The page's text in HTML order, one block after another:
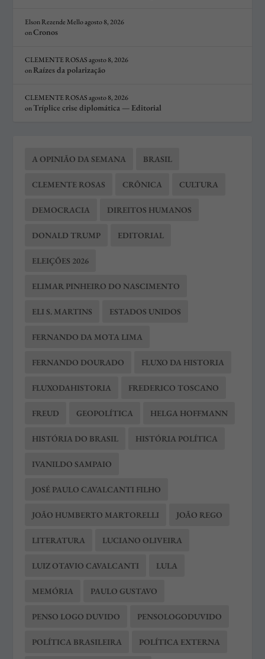
Elson Rezende Melloagosto 8, 2026
onCronos
CLEMENTE ROSAS agosto 8, 2026
onRaízes da polarização
CLEMENTE ROSAS agosto 8, 2026
onTríplice crise diplomática — Editorial
A OPINIÃO DA SEMANA BRASIL
CLEMENTE ROSAS CRÔNICA CULTURA
DEMOCRACIA DIREITOS HUMANOS
DONALD TRUMP EDITORIAL
ELEIÇÕES 2026
ELIMAR PINHEIRO DO NASCIMENTO
ELI S. MARTINS ESTADOS UNIDOS
FERNANDO DA MOTA LIMA
FERNANDO DOURADO FLUXO DA HISTORIA
FLUXODAHISTORIA FREDERICO TOSCANO
FREUD GEOPOLÍTICA HELGA HOFFMANN
HISTÓRIA DO BRASIL HISTÓRIA POLÍTICA
IVANILDO SAMPAIO
JOSÉ PAULO CAVALCANTI FILHO
JOÃO HUMBERTO MARTORELLI JOÃO REGO
LITERATURA LUCIANO OLIVEIRA
LUIZ OTAVIO CAVALCANTI LULA
MEMÓRIA PAULO GUSTAVO
PENSO LOGO DUVIDO PENSOLOGODUVIDO
POLÍTICA BRASILEIRA POLÍTICA EXTERNA